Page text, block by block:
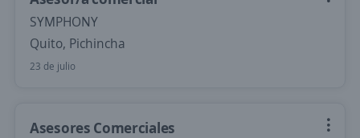
SYMPHONY
Quito, Pichincha
23 de julio
Asesores Comerciales